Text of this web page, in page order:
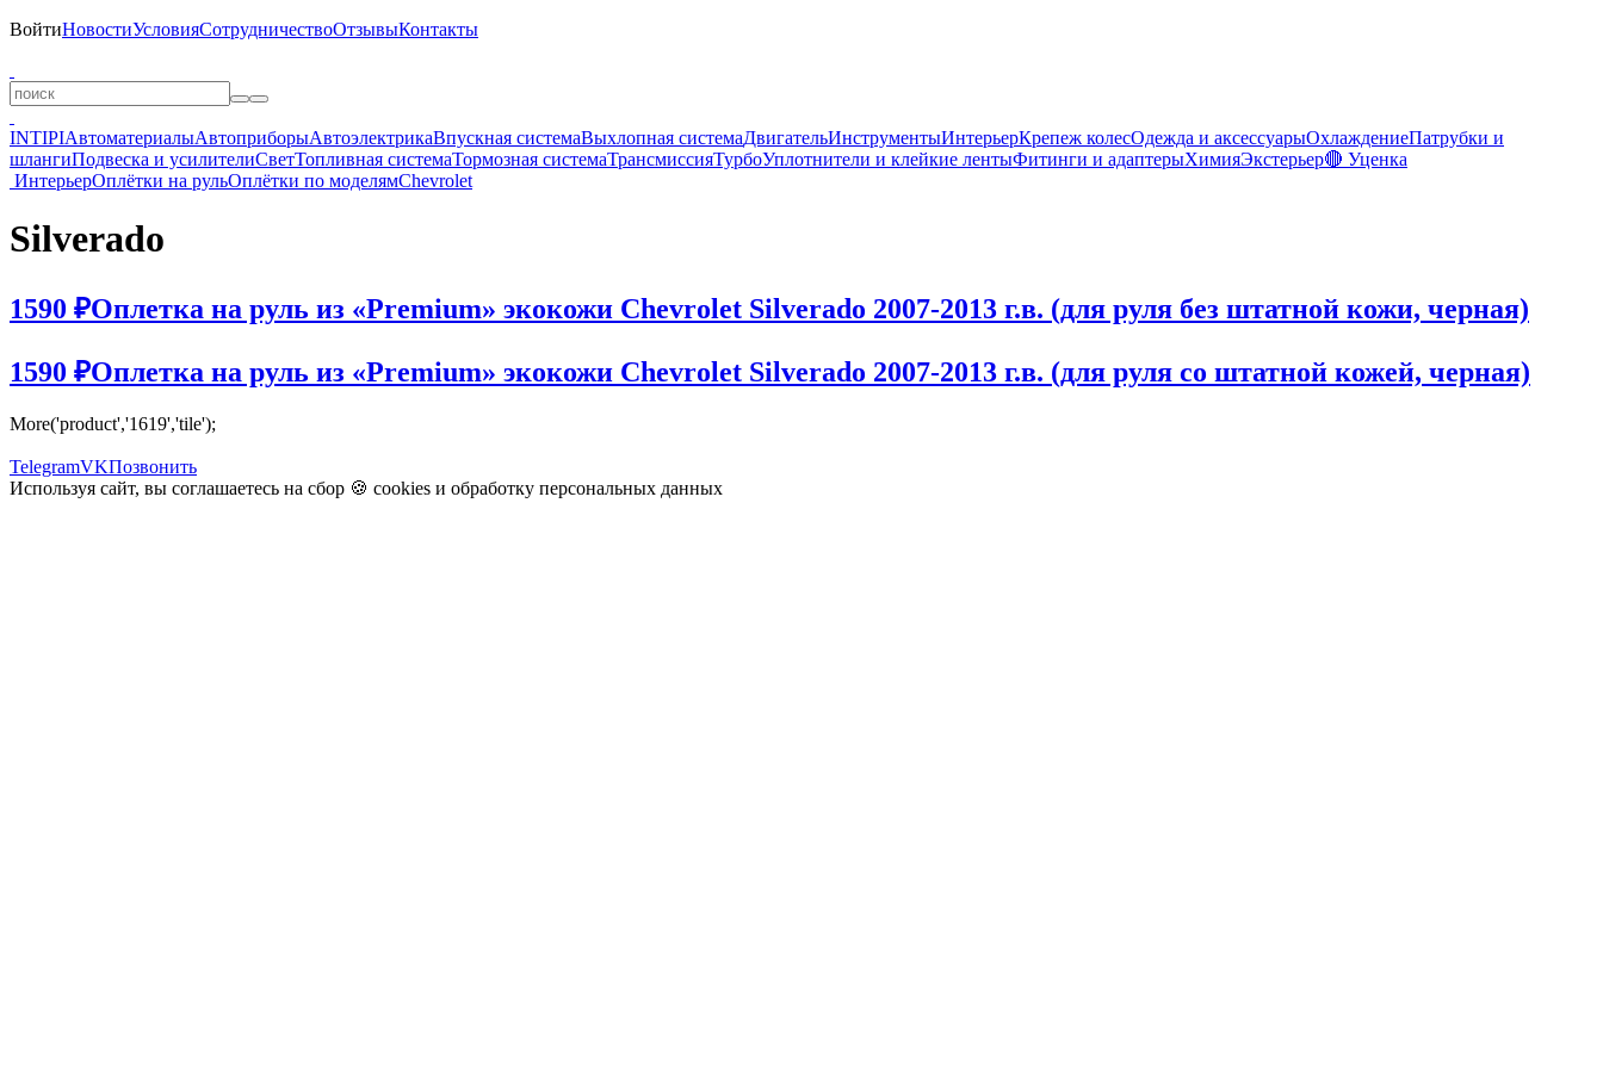
ВойтиНовостиУсловияСотрудничествоОтзывыКонтакты
INTIPIАвтоматериалыАвтоприборыАвтоэлектрикаВпускная системаВыхлопная системаДвигательИнструментыИнтерьерКрепеж колесОдежда и аксессуарыОхлаждениеПатрубки и
шлангиПодвеска и усилителиСветТопливная системаТормозная системаТрансмиссияТурбоУплотнители и клейкие лентыФитинги и адаптерыХимияЭкстерьер🔴 Уценка
ИнтерьерОплётки на рульОплётки по моделямChevrolet
Silverado
1590 ₽Оплетка на руль из «Premium» экокожи Chevrolet Silverado 2007-2013 г.в. (для руля без штатной кожи, черная)
1590 ₽Оплетка на руль из «Premium» экокожи Chevrolet Silverado 2007-2013 г.в. (для руля со штатной кожей, черная)
More('product','1619','tile');
TelegramVKПозвонить
Используя сайт, вы соглашаетесь на сбор 🍪 cookies и обработку персональных данных